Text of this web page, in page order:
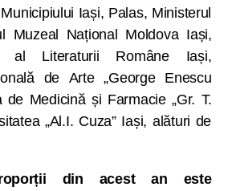
Iași, Palas, Ministerul
Muzeal Național Moldova Iași,
al Literaturii Române Iași,
de Arte „George Enescu
de Medicină și Farmacie „Gr. T.
„Al.I. Cuza” Iași, alături de
din acest an este